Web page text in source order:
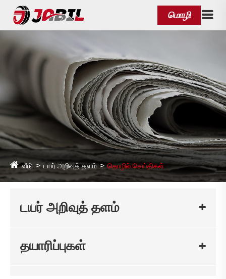
மொழி
வீடு டயர் அறிவுத் தளம் தொழில் செய்திகள்
டயர் அறிவுத் தளம்
தயாரிப்புகள்